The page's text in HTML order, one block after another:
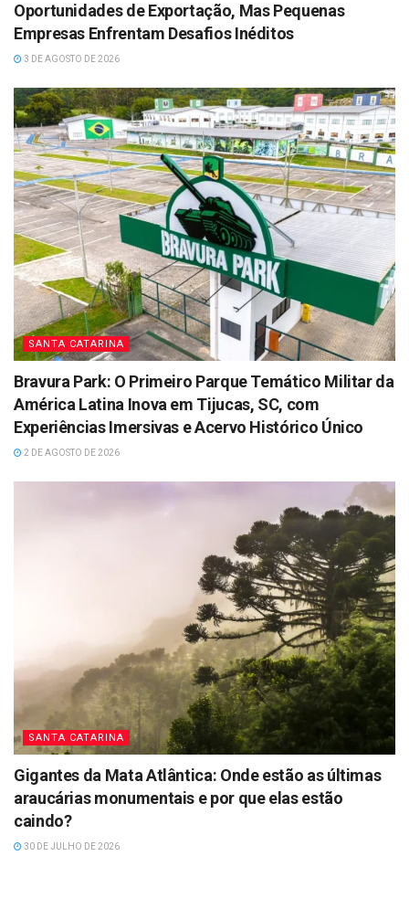
Oportunidades de Exportação, Mas Pequenas
Empresas Enfrentam Desafios Inéditos
3 DE AGOSTO DE 2026
SANTA CATARINA
Bravura Park: O Primeiro Parque Temático Militar da
América Latina Inova em Tijucas, SC, com
Experiências Imersivas e Acervo Histórico Único
2 DE AGOSTO DE 2026
SANTA CATARINA
Gigantes da Mata Atlântica: Onde estão as últimas
araucárias monumentais e por que elas estão
caindo?
30 DE JULHO DE 2026